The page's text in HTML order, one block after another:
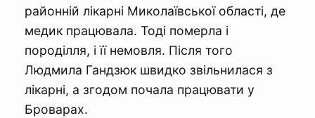
районній лікарні Миколаївської області, де
медик працювала. Тоді померла і
породілля, і її немовля. Після того
Людмила Гандзюк швидко звільнилася з
лікарні, а згодом почала працювати у
Броварах.